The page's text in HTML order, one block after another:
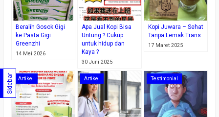
Beralih Gosok Gigi
ke Pasta Gigi
Greenzhi
14 Mei 2026
Apa Jual Kopi Bisa
Untung ? Cukup
untuk hidup dan
Kaya ?
30 Juni 2025
Kopi Juwara – Sehat
Tanpa Lemak Trans
17 Maret 2025
Artikel Artikel Testimonial
Sidebar